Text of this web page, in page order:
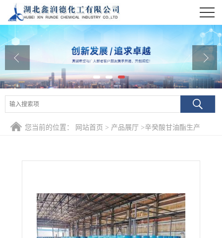
公司首页
公司介绍
公司动态
产品展厅
证书荣誉
您当前的位置： 网站首页 > 产品展厅 >辛癸酸甘油酯生产